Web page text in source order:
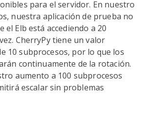
para el servidor. En nuestro
nuestra aplicación de prueba no
Elb está accediendo a 20
CherryPy tiene un valor
10 subprocesos, por lo que los
continuamente de la rotación.
aumento a 100 subprocesos
escalar sin problemas